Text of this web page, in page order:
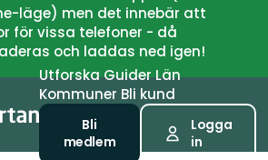
läge) men det innebär att
för vissa telefoner - då
och laddas ned igen!
UtforskaGuiderLän
Kommuner Bli kund
Bli
medlem
Logga
in